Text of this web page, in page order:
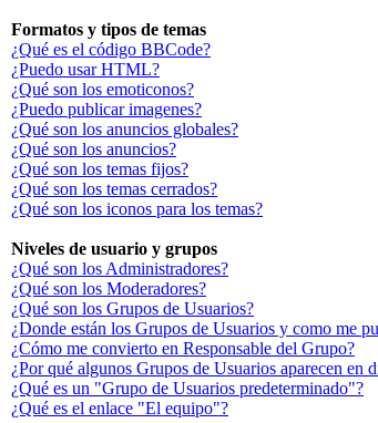
Formatos y tipos de temas
¿Qué es el código BBCode?
¿Puedo usar HTML?
¿Qué son los emoticonos?
¿Puedo publicar imagenes?
¿Qué son los anuncios globales?
¿Qué son los anuncios?
¿Qué son los temas fijos?
¿Qué son los temas cerrados?
¿Qué son los iconos para los temas?
Niveles de usuario y grupos
¿Qué son los Administradores?
¿Qué son los Moderadores?
¿Qué son los Grupos de Usuarios?
¿Donde están los Grupos de Usuarios y como me
¿Cómo me convierto en Responsable del Grupo?
¿Por qué algunos Grupos de Usuarios aparecen en
¿Qué es un "Grupo de Usuarios predeterminado"?
¿Qué es el enlace "El equipo"?